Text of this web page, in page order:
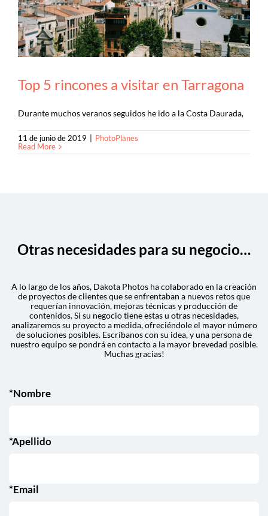
Top 5 rincones a visitar en Tarragona
Durante muchos veranos seguidos he ido a la Costa Daurada,
11 de junio de 2019
PhotoPlanes
Read More
Otras necesidades para su negocio…
A lo largo de los años, Dakota Photos ha colaborado en la creación
de proyectos de clientes que se enfrentaban a nuevos retos que
requerían innovación, mejoras técnicas y producción de
contenidos. Si su negocio tiene estas u otras necesidades,
analizaremos su proyecto a medida, ofreciéndole el mayor número
de soluciones posibles. Escríbanos con su idea, y una persona de
nuestro equipo se pondrá en contacto a la mayor brevedad posible.
Muchas gracias!
*Nombre
*Apellido
*Email